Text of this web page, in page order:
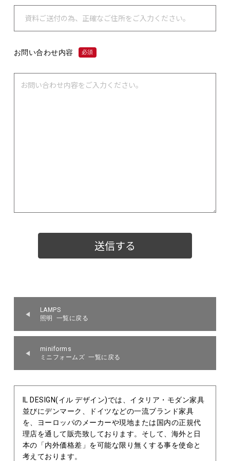
お問い合わせ内容 必須
LAMPS
照明 一覧に戻る
miniforms
ミニフォームズ 一覧に戻る
IL DESIGN(イル デザイン)では、イタリア・モダン家具
並びにデンマーク、ドイツなどの一流ブランド家具
を、ヨーロッパのメーカーや現地または国内の正規代
理店を通して販売致しております。そして、海外と日
本の「内外価格差」を可能な限り無くする事を使命と
考えております。